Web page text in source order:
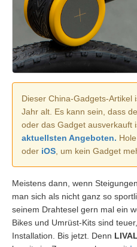
Dieser China-Gadgets-Artikel
Jahr alt. Es kann sein, dass
oder das Gadget ausverkauft
aktuellsten Angeboten.
oder iOS , um kein Gadget
Meistens dann, wenn
man sich als nicht ganz so
seinem Drahtesel gern mal ein
Bikes und Umrüst-Kits sind
Installation. Bis jetzt. Denn